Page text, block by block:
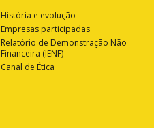
História e evolução
Empresas participadas
Relatório de Demonstração Não
Financeira (IENF)
Canal de Ética